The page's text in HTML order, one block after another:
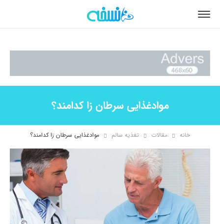
موادغذایی سرطان زا کدامند؟
خانه مقالات تغذیه سالم موادغذایی سرطان زا کدامند؟